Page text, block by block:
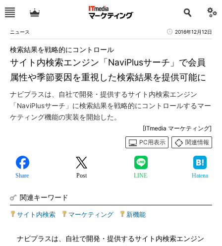
ニュース 2016年12月12日
サイト内検索エンジン「NaviPlusサーチ」で会員
属性や季節要因を重視した検索結果を提供可能に
検索結果を戦略的にコントロール
ナビプラスは、自社で開発・提供するサイト内検索エンジン
「NaviPlusサーチ」に検索結果を戦略的にコントロールするマー
ケティング機能の実装を開始した。
[ITmedia マーケティング]
PC用表示
関連情報
Share Post LINE Hatena
関連キーワード
サイト内検索 マーケティング 新機能
ナビプラスは、自社で開発・提供するサイト内検索エンジン